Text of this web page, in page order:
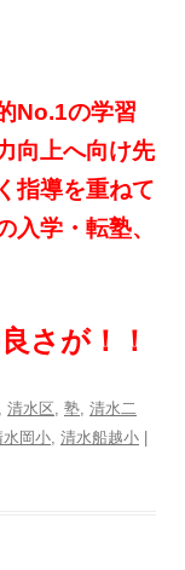
No.1の学習
向上へ向け先
指導を重ねて
入学・転塾、
さが！！
清水区 塾 清水二
水岡小 清水船越小 |